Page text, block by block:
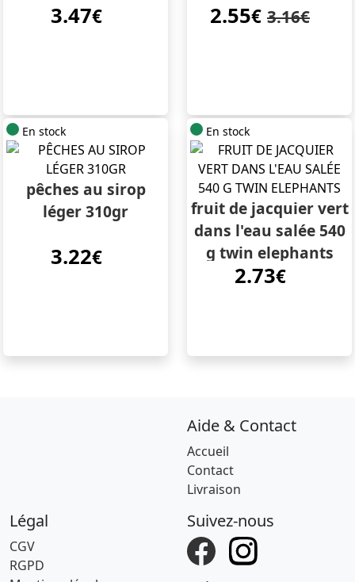
3.47€ 2.55€ 3.16€
En stock
pêches au sirop
léger 310gr
3.22€
En stock
fruit de jacquier vert
dans l'eau salée 540
g twin elephants
2.73€
Aide & Contact
Accueil
Contact
Livraison
Légal
CGV
RGPD
Suivez-nous